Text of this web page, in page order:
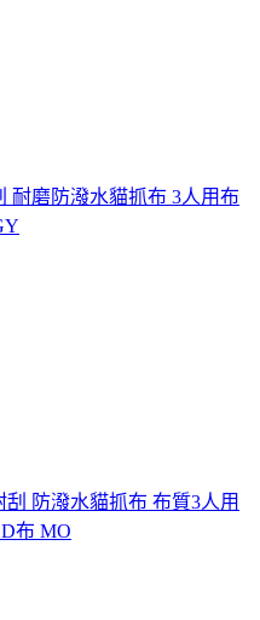
磨防潑水貓抓布 3人用布
防潑水貓抓布 布質3人用
布 MO